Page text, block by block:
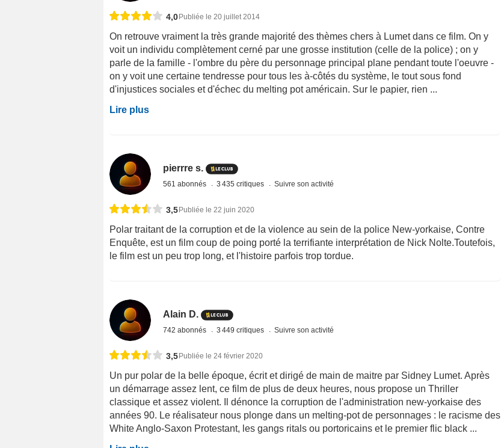
4,0Publiée le 20 juillet 2014
On retrouve vraiment la très grande majorité des thèmes chers à Lumet dans ce film. On y
voit un individu complètement cerné par une grosse institution (celle de la police) ; on y
parle de la famille - l'ombre du père du personnage principal plane pendant toute l'oeuvre -
on y voit une certaine tendresse pour tous les à-côtés du système, le tout sous fond
d'injustices sociales et d'échec du melting pot américain. Sur le papier, rien ...
Lire plus
pierrre s.
561 abonnés 3 435 critiques Suivre son activité
3,5Publiée le 22 juin 2020
Polar traitant de la corruption et de la violence au sein de la police New-yorkaise, Contre
Enquête, est un film coup de poing porté la terrifiante interprétation de Nick Nolte.Toutefois,
le film est un peu trop long, et l'histoire parfois trop tordue.
Alain D.
742 abonnés 3 449 critiques Suivre son activité
3,5Publiée le 24 février 2020
Un pur polar de la belle époque, écrit et dirigé de main de maitre par Sidney Lumet. Après
un démarrage assez lent, ce film de plus de deux heures, nous propose un Thriller
classique et assez violent. Il dénonce la corruption de l'administration new-yorkaise des
années 90. Le réalisateur nous plonge dans un melting-pot de personnages : le racisme des
White Anglo-Saxon Protestant, les gangs ritals ou portoricains et le premier flic black ...